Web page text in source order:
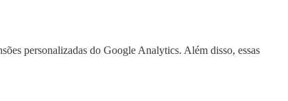
personalizadas do Google Analytics. Além disso, essas